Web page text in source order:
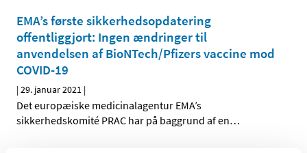
EMA’s første sikkerhedsopdatering
offentliggjort: Ingen ændringer til
anvendelsen af BioNTech/Pfizers vaccine mod
COVID-19
|29. januar 2021 |
Det europæiske medicinalagentur EMA’s
sikkerhedskomité PRAC har på baggrund af en…